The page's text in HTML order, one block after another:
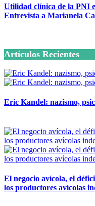
Utilidad clínica de la PNI
Entrevista a Marianela
Artículos Recientes
Eric Kandel: nazismo,
El negocio avícola, el
los productores avícolas